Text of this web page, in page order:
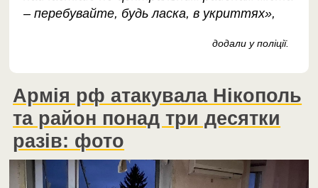
– перебувайте, будь ласка, в укриттях»,
додали у поліції.
Армія рф атакувала Нікополь
та район понад три десятки
разів: фото